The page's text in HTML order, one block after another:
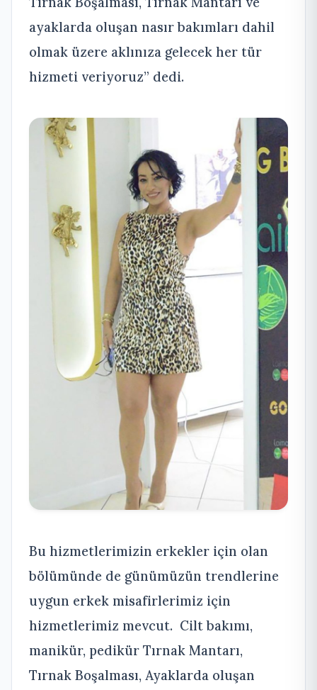
ayaklarda oluşan nasır bakımları dahil
olmak üzere aklınıza gelecek her tür
hizmeti veriyoruz” dedi.
Bu hizmetlerimizin erkekler için olan
bölümünde de günümüzün trendlerine
uygun erkek misafirlerimiz için
hizmetlerimiz mevcut. Cilt bakımı,
manikür, pedikür Tırnak Mantarı,
Tırnak Boşalması, Ayaklarda oluşan